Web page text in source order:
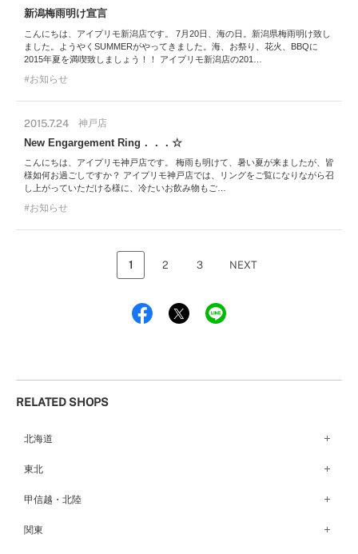
新潟梅雨明け宣言
こんにちは、アイプリモ新潟店です。 7月20日、海の日。新潟県梅雨明け致し
ました。ようやくSUMMERがやってきました。海、お祭り、花火、BBQに
2015年夏を満喫致しましょう！！ アイプリモ新潟店の201…
お知らせ
2015.7.24 神戸店
New Engargement Ring．．．☆
こんにちは、アイプリモ神戸店です。 梅雨も明けて、暑い夏が来ましたが、皆
様如何お過ごしですか？ アイプリモ神戸店では、リングをご覧になりながら召
し上がっていただける様に、冷たいお飲み物もご…
お知らせ
1 2 3 NEXT
RELATED SHOPS
北海道
札幌店（134）
東北
弘前パークホテル店（180）
甲信越・北陸
甲府店（63）
関東